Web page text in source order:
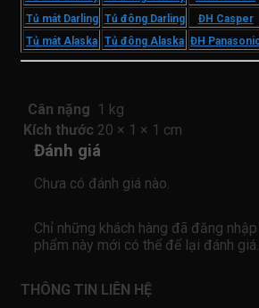
Tủ mát Darling Tủ đông Darling ĐH Casper
Tủ mát Alaska Tủ đông Alaska ĐH
Cân nặng 1 kg
Kích thước 20 × 1 × 1 cm
Đánh giá
Chưa có đánh giá nào.
Chỉ những khách hàng đã đăng
phẩm này mới có thể để lại đánh giá.
THÔNG TIN LIÊN HỆ